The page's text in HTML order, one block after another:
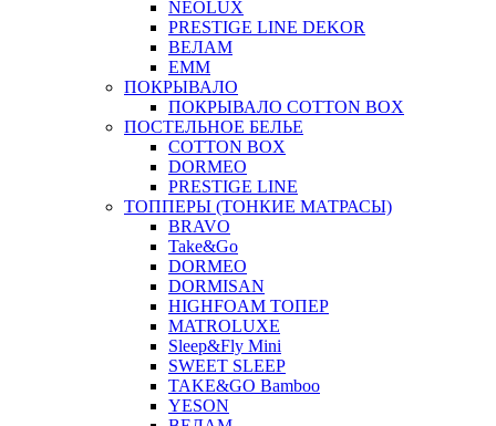
NEOLUX
PRESTIGE LINE DEKOR
ВЕЛАМ
ЕММ
ПОКРЫВАЛО
ПОКРЫВАЛО COTTON BOX
ПОСТЕЛЬНОЕ БЕЛЬЕ
COTTON BOX
DORMEO
PRESTIGE LINE
ТОППЕРЫ (ТОНКИЕ МАТРАСЫ)
BRAVO
Take&Go
DORMEO
DORMISAN
HIGHFOAM ТОПЕР
MATROLUXE
Sleep&Fly Mini
SWEET SLEEP
TAKE&GO Bamboo
YESON